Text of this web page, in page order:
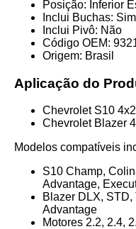
Posição: Inferior
Inclui Buchas: Sim
Inclui Pivô: Não
Código OEM:
Origem: Brasil
Aplicação do
Chevrolet S10
Chevrolet Blazer
Modelos compatíveis
S10 Champ,
Advantage,
Blazer DLX,
Advantage
Motores 2.2, 2.4,